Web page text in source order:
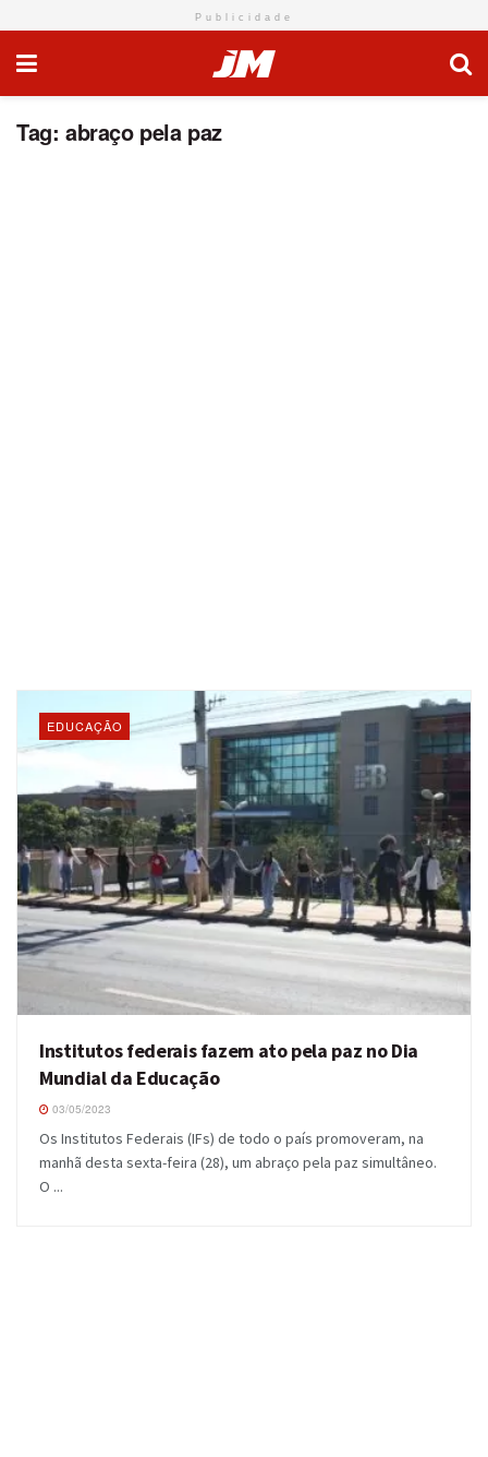
Publicidade
Tag: abraço pela paz
EDUCAÇÃO
Institutos federais fazem ato pela paz no Dia
Mundial da Educação
03/05/2023
Os Institutos Federais (IFs) de todo o país promoveram, na
manhã desta sexta-feira (28), um abraço pela paz simultâneo.
O ...